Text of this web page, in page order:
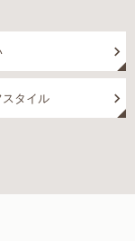
スタイル